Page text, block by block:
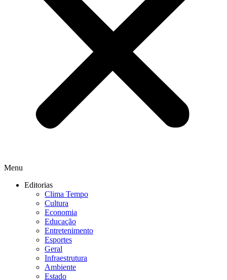
Menu
Editorias
Clima Tempo
Cultura
Economia
Educação
Entretenimento
Esportes
Geral
Infraestrutura
Ambiente
Estado